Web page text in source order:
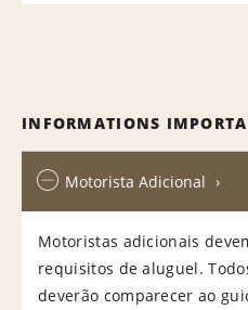
INFORMATIONS
Motorista Adicional
Motoristas adicionais
requisitos de aluguel.
deverão comparecer ao